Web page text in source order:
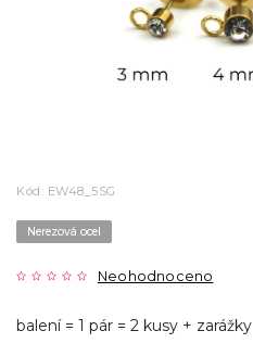
Kód: EW48_5SG
Nerezová ocel
Neohodnoceno
balení = 1 pár = 2 kusy + zarážky